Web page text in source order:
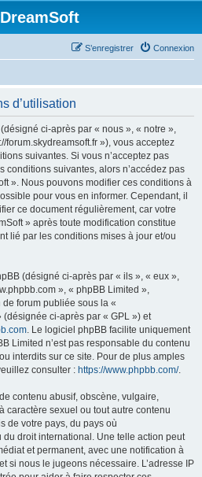
Connexion
S’enregistrer
d’utilisation
ci-après par « nous », « notre »,
forum.skydreamsoft.fr »), vous acceptez
suivantes. Si vous n’acceptez pas
conditions suivantes, alors n’accédez pas
». Nous pouvons modifier ces conditions à
pour vous en informer. Cependant, il
ce document régulièrement, car votre
» après toute modification constitue
lié par les conditions mises à jour et/ou
(désigné ci-après par « ils », « eux »,
», « phpBB Limited »,
forum publiée sous la «
(désignée ci-après par « GPL ») et
. Le logiciel phpBB facilite uniquement
Limited n’est pas responsable du contenu
interdits sur ce site. Pour de plus amples
consulter : https://www.phpbb.com/.
contenu abusif, obscène, vulgaire,
caractère sexuel ou tout autre contenu
de votre pays, du pays où
droit international. Une telle action peut
et permanent, avec une notification à
si nous le jugeons nécessaire. L’adresse IP